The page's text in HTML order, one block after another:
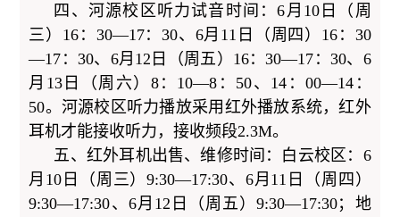
四、河源校区听力试音时间：6月10日（周
三）16：30—17：30、6月11日（周四）16：30
—17：30、6月12日（周五）16：30—17：30、6
月13日（周六）8：10—8：50、14：00—14：
50。河源校区听力播放采用红外播放系统，红外
耳机才能接收听力，接收频段2.3M。
五、红外耳机出售、维修时间：白云校区：6
月10日（周三）9:30—17:30、6月11日（周四）
9:30—17:30、6月12日（周五）9:30—17:30；地